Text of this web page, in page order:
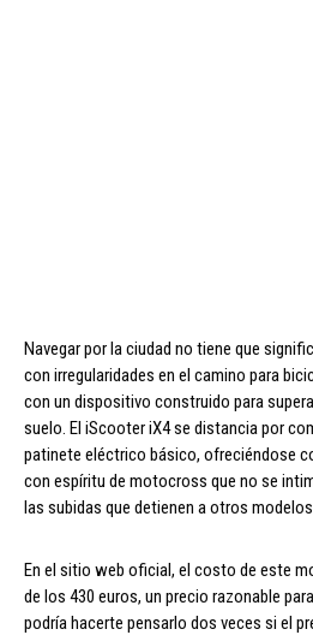
Navegar por la ciudad no tiene que
con irregularidades en el camino para
con un dispositivo construido para
suelo. El iScooter iX4 se distancia por
patinete eléctrico básico, ofreciéndose
con espíritu de motocross que no se
las subidas que detienen a otros
En el sitio web oficial, el costo de este
de los 430 euros, un precio razonable
podría hacerte pensarlo dos veces si el